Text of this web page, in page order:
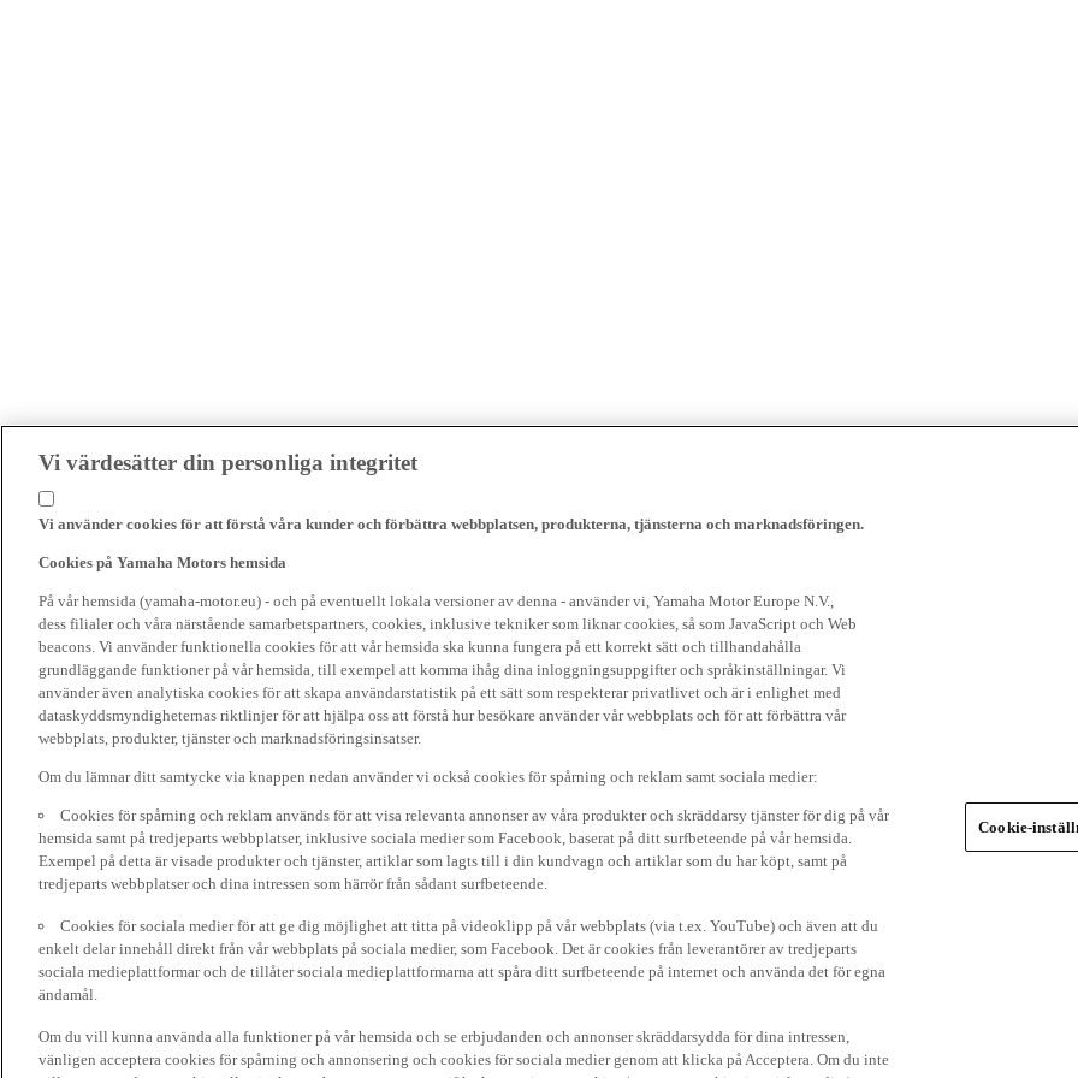
Vi värdesätter din personliga integritet
Vi använder cookies för att förstå våra kunder och förbättra webbplatsen, produkterna, tjänsterna och marknadsföringen.
Cookies på Yamaha Motors hemsida
På vår hemsida (yamaha-motor.eu) - och på eventuellt lokala versioner av denna - använder vi, Yamaha Motor Europe N.V.,
dess filialer och våra närstående samarbetspartners, cookies, inklusive tekniker som liknar cookies, så som JavaScript och Web
beacons. Vi använder funktionella cookies för att vår hemsida ska kunna fungera på ett korrekt sätt och tillhandahålla
grundläggande funktioner på vår hemsida, till exempel att komma ihåg dina inloggningsuppgifter och språkinställningar. Vi
använder även analytiska cookies för att skapa användarstatistik på ett sätt som respekterar privatlivet och är i enlighet med
dataskyddsmyndigheternas riktlinjer för att hjälpa oss att förstå hur besökare använder vår webbplats och för att förbättra vår
webbplats, produkter, tjänster och marknadsföringsinsatser.
Om du lämnar ditt samtycke via knappen nedan använder vi också cookies för spårning och reklam samt sociala medier:
Cookies för spårning och reklam används för att visa relevanta annonser av våra produkter och skräddarsy tjänster för dig på vår
hemsida samt på tredjeparts webbplatser, inklusive sociala medier som Facebook, baserat på ditt surfbeteende på vår hemsida.
Exempel på detta är visade produkter och tjänster, artiklar som lagts till i din kundvagn och artiklar som du har köpt, samt på
tredjeparts webbplatser och dina intressen som härrör från sådant surfbeteende.
Cookies för sociala medier för att ge dig möjlighet att titta på videoklipp på vår webbplats (via t.ex. YouTube) och även att du
enkelt delar innehåll direkt från vår webbplats på sociala medier, som Facebook. Det är cookies från leverantörer av tredjeparts
sociala medieplattformar och de tillåter sociala medieplattformarna att spåra ditt surfbeteende på internet och använda det för egna
ändamål.
Om du vill kunna använda alla funktioner på vår hemsida och se erbjudanden och annonser skräddarsydda för dina intressen,
vänligen acceptera cookies för spårning och annonsering och cookies för sociala medier genom att klicka på Acceptera. Om du inte
Cookie-